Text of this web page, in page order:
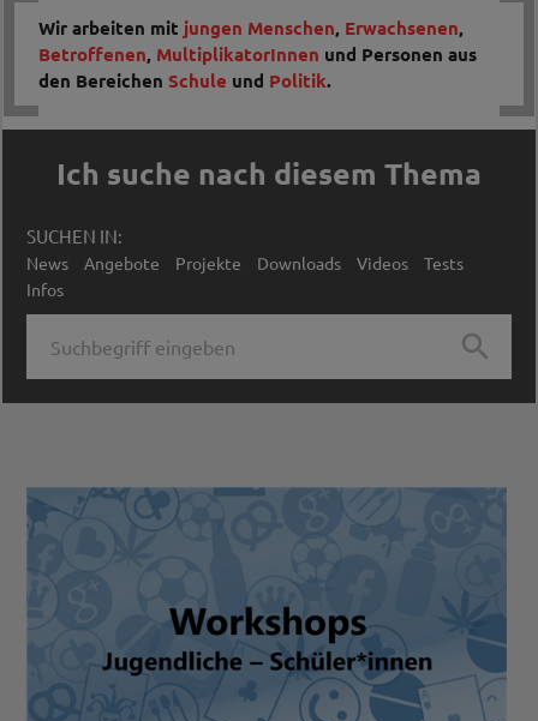
Wir arbeiten mit jungen Menschen, Erwachsenen,
Betroffenen, MultiplikatorInnen und Personen aus
den Bereichen Schule und Politik.
Ich suche nach diesem Thema
SUCHEN IN:
News Angebote Projekte Downloads Videos
Tests
Infos
